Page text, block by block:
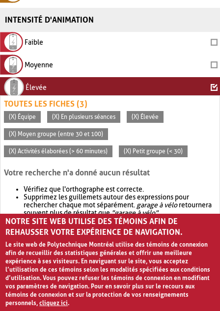
INTENSITÉ D'ANIMATION
Faible
Moyenne
Élevée
TOUTES LES FICHES (3)
(X) Équipe (X) En plusieurs séances (X) Élevée
(X) Moyen groupe (entre 30 et 100)
(X) Activités élaborées (> 60 minutes) (X) Petit groupe (< 30)
Votre recherche n'a donné aucun résultat
Vérifiez que l'orthographe est correcte.
Supprimez les guillemets autour des expressions pour
rechercher chaque mot séparément. garage à véloretournera
souvent plus de résultat que"garage à vélo".
Envisagez d'élargir votre recherche avec OR.garage OR vélo
retournera souvent plus de résultat quegarage à vélo
NOTRE SITE WEB UTILISE DES TÉMOINS AFIN DE
REHAUSSER VOTRE EXPÉRIENCE DE NAVIGATION.
Le site web de Polytechnique Montréal utilise des témoins de connexion
afin de recueillir des statistiques générales et offrir une meilleure
expérience à ses visiteurs. En naviguant sur le site, vous acceptez
l’utilisation de ces témoins selon les modalités spécifiées aux conditions
d’utilisation. Vous pouvez refuser les témoins de connexion en modifiant
vos paramètres de navigation. Pour en savoir plus sur le recours aux
témoins de connexion et sur la protection de vos renseignements
personnels,cliquez ici.